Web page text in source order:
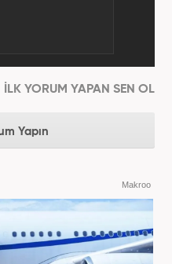
İLK YORUM YAPAN SEN OL
Yapın
Makroo